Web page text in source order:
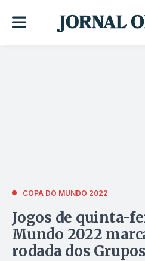
COPA DO MUNDO 2022
Jogos de quinta-
Mundo 2022
rodada dos